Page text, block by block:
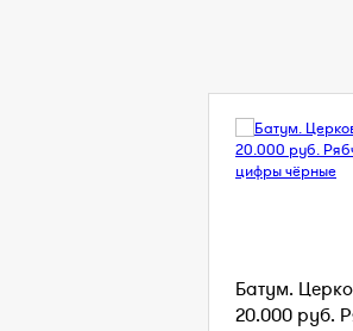
Батум.
20.000 руб.